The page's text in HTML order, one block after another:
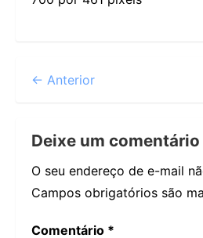
← Anterior
Deixe um comentário
O seu endereço de e-mail
Campos obrigatórios são
Comentário *